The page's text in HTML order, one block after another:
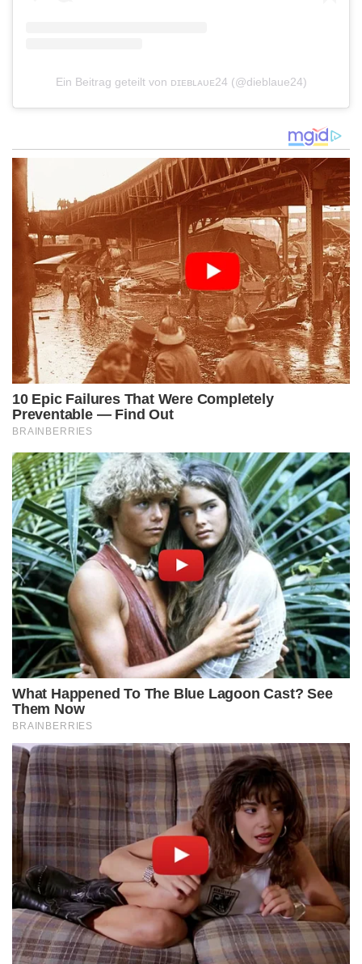
Ein Beitrag geteilt von ᴅɪᴇʙʟᴀᴜᴇ24 (@dieblaue24)